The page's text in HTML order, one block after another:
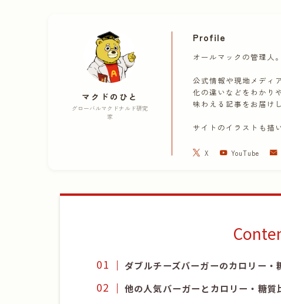
マクドのひと
グローバルマクドナルド研究
家
Profile
オールマックの管理人。
公式情報や現地メディ
化の違いなどをわかり
味わえる記事をお届け
サイトのイラストも描
X YouTube
ダブルチーズバーガーのカロリー・
他の人気バーガーとカロリー・糖質